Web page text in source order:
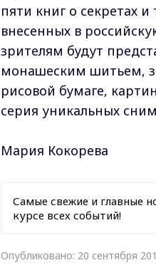
пяти книг о секретах
внесенных в
зрителям будут
монашеским шитьем,
рисовой бумаге,
серия уникальных
Мария Кокорева
Самые свежие и главные
курсе всех событий!
Опубликовано: 20 сентября